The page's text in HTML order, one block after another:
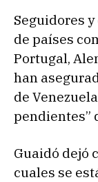
Seguidores
de países
Portugal,
han
de
pendientes”
Guaidó dejó
cuales se